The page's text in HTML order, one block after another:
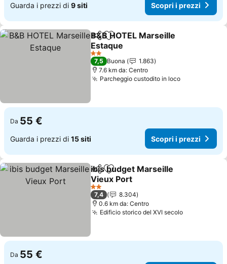
Guarda i prezzi di 9 siti Scopri i prezzi
CondividiAggiungi ai preferiti
B&B HOTEL Marseille
Estaque
Scopri i prezzi
2 Stelle
7,5 Buona
1.863
7.6 km da: Centro
Parcheggio custodito in locoScopri i
Da 55 €
Guarda i prezzi di 15 siti Scopri i prezzi
CondividiAggiungi ai preferiti
ibis budget Marseille
Vieux Port
Scopri i prezzi
2 Stelle
7,4
8.304
0.6 km da: Centro
Edificio storico del XVI secoloScopri i
Da 55 €